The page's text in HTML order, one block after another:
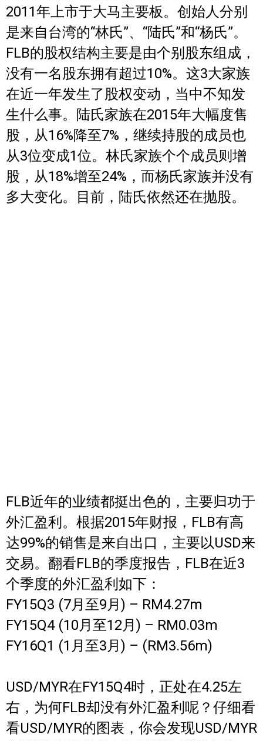
2011年上市于大马主要板。创始人分别
是来自台湾的“林氏”、“陆氏”和“杨氏”。
FLB的股权结构主要是由个别股东组成，
没有一名股东拥有超过10%。这3大家族
在近一年发生了股权变动，当中不知发
生什么事。陆氏家族在2015年大幅度售
股，从16%降至7%，继续持股的成员也
从3位变成1位。林氏家族个个成员则增
股，从18%增至24%，而杨氏家族并没有
多大变化。目前，陆氏依然还在抛股。
FLB近年的业绩都挺出色的，主要归功于
外汇盈利。根据2015年财报，FLB有高
达99%的销售是来自出口，主要以USD来
交易。翻看FLB的季度报告，FLB在近3
个季度的外汇盈利如下：
FY15Q3 (7月至9月) – RM4.27m
FY15Q4 (10月至12月) – RM0.03m
FY16Q1 (1月至3月) – (RM3.56m)
USD/MYR在FY15Q4时，正处在4.25左
右，为何FLB却没有外汇盈利呢？仔细看
看USD/MYR的图表，你会发现USD/MYR